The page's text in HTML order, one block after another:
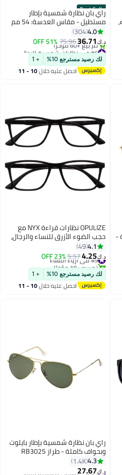
Best Seller
راي بان نظارة شمسية بإطار
مستطيل - مقاس العدسة: 54 مم
رجال4.0
304
د.ك‏36.71
75.96
51% OFF
#6 في نظارات شمسية للرجال
باقي 3 وحدات في المخزون
تم بيع +60 مؤخرًا
#6 في نظارات شمسية للرجال
لك رصيد مسترجع 10% + 1
احصل عليه خلال 10 - 11
-
OPULIZE نظارات قراءة NYX مع
حجب الضوء الأزرق للنساء والرجال،
إطار مستطيل مع حماية من الأشعة
فوق البنفسجية وإجهاد العين،
نظارات كمبيوتر للألعاب مضادة
للتوهج، سوداء +2.0 (عبوة من 2)
4.1
49
د.ك‏4.25
5.57
23% OFF #9 في أزياء النساء
تم بيع +10 مؤخرًا
#9 في أزياء النساء
لك رصيد مسترجع 10% + 1
احصل عليه خلال 10 - 11
راي بان نظارة شمسية بإطار بايلوت
وبحواف كاملة - طراز RB3025
ذهبي رجال
4.3
1.4K
د.ك‏27.67
#7 في نظارات شمسية للرجال